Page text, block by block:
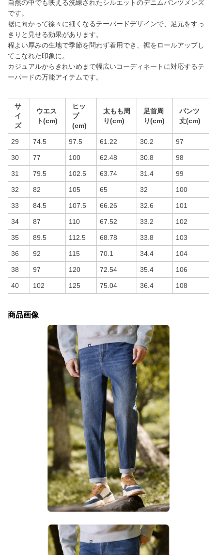
自然の中でも映える洗練されたシルエットのデニムパンツメンズ
です。
裾に向かって徐々に細くなるテーパードデザインで、足元をすっ
きりと見せる効果があります。
程よい厚みの生地で季節を問わず着用でき、裾をロールアップし
てこなれた印象に。
カジュアルからきれいめまで幅広いコーディネートに対応するテ
ーパードの万能アイテムです。
サ
イ
ズ
ウエス
ト(cm)
ヒッ
プ
(cm)
太もも周
り(cm)
足首周
り(cm)
パンツ
丈(cm)
29 74.5 97.5 61.22 30.2 97
30 77 100 62.48 30.8 98
31 79.5 102.5 63.74 31.4 99
32 82 105 65 32 100
33 84.5 107.5 66.26 32.6 101
34 87 110 67.52 33.2 102
35 89.5 112.5 68.78 33.8 103
36 92 115 70.1 34.4 104
38 97 120 72.54 35.4 106
40 102 125 75.04 36.4 108
商品画像